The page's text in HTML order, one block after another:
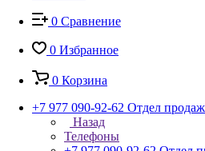
0 Сравнение
0 Избранное
0 Корзина
+7 977 090-92-62 Отдел продаж
Назад
Телефоны